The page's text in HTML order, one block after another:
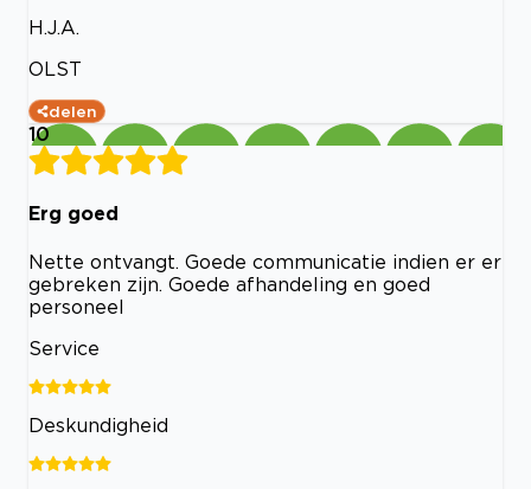
H.J.A.
OLST
delen
10
Erg goed
Nette ontvangt. Goede communicatie indien er er
gebreken zijn. Goede afhandeling en goed
personeel
Service
Deskundigheid